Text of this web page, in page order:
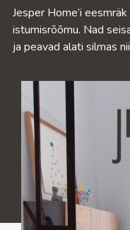
Jesper Home’i
istumisrõõmu. Nad
ja peavad alati silmas